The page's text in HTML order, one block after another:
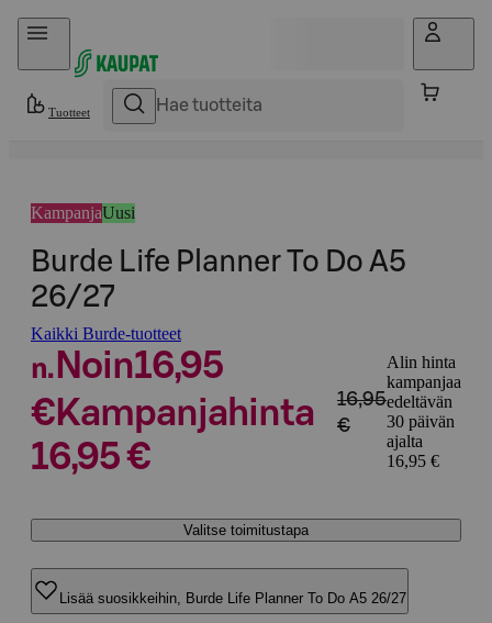
Hyppää sisältöön
Tuotteet
KampanjaUusi
Burde Life Planner To Do A5
26/27
Kaikki Burde-tuotteet
n. Noin16,95
€Kampanjahinta
16,95 €
16,95
€
Alin hinta
kampanjaa
edeltävän
30 päivän
ajalta
16,95 €
Valitse toimitustapa
Lisää suosikkeihin, Burde Life Planner To Do A5 26/27